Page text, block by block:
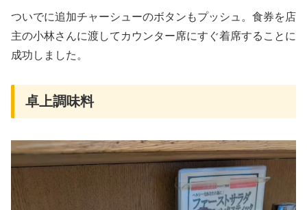
ついでに追加チャーシューのボタンもプッシュ。食券を店
主の小林さんに渡してカウンター席にすぐ着席することに
成功しました。
卓上調味料